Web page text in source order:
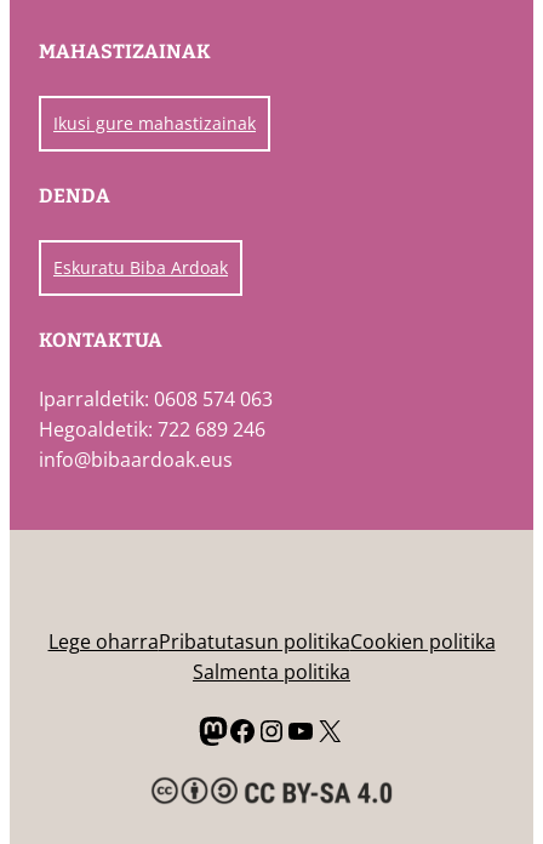
MAHASTIZAINAK
Ikusi gure mahastizainak
DENDA
Eskuratu Biba Ardoak
KONTAKTUA
Iparraldetik: 0608 574 063
Hegoaldetik: 722 689 246
info@bibaardoak.eus
Lege oharraPribatutasun politikaCookien politika
Salmenta politika
Mastodon
Facebook
Instagram
YouTube
X